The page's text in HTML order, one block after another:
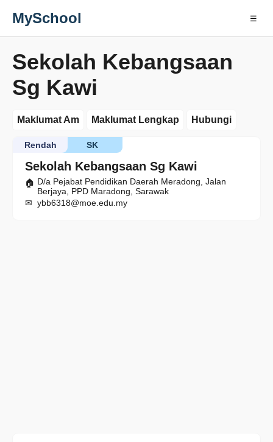
MySchool ☰
Sekolah Kebangsaan
Sg Kawi
Maklumat Am Maklumat Lengkap Hubungi
Sekolah Kebangsaan Sg Kawi
SK
Rendah
D/a Pejabat Pendidikan Daerah Meradong, Jalan
Berjaya, PPD Maradong, Sarawak
ybb6318@moe.edu.my